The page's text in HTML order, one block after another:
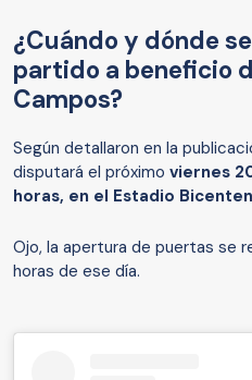
¿Cuándo y dónde
partido a beneficio
Campos?
Según detallaron en la
disputará el próximo viernes
horas, en el Estadio
Ojo, la apertura de puertas se
horas de ese día.